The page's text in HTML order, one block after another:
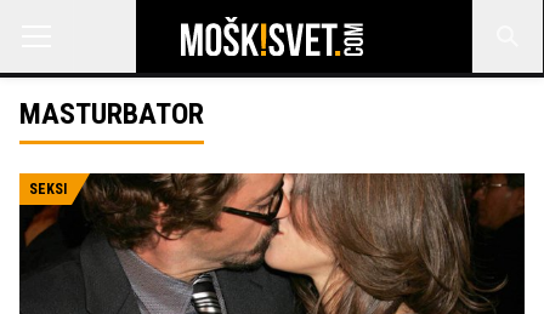
MASTURBATOR
SEKSI